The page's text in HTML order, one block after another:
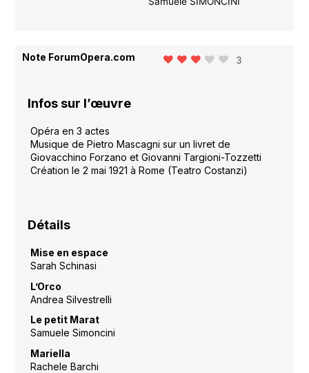
Note ForumOpera.com 3
Infos sur l’œuvre
Opéra en 3 actes
Musique de Pietro Mascagni sur un livret de
Giovacchino Forzano et Giovanni Targioni-Tozzetti
Création le 2 mai 1921 à Rome (Teatro Costanzi)
Détails
Mise en espace
Sarah Schinasi
L’Orco
Andrea Silvestrelli
Le petit Marat
Samuele Simoncini
Mariella
Rachele Barchi